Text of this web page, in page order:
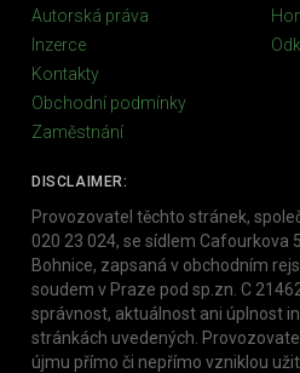
Autorská práva
Inzerce
Kontakty
Obchodní podmínky
Zaměstnání
DISCLAIMER:
Provozovatel těchto stránek,
020 23 024, se sídlem Cafourkova
Bohnice, zapsaná v obchodním
soudem v Praze pod sp.zn. C
správnost, aktuálnost ani úplnost
stránkách uvedených.
újmu přímo či nepřímo vzniklou